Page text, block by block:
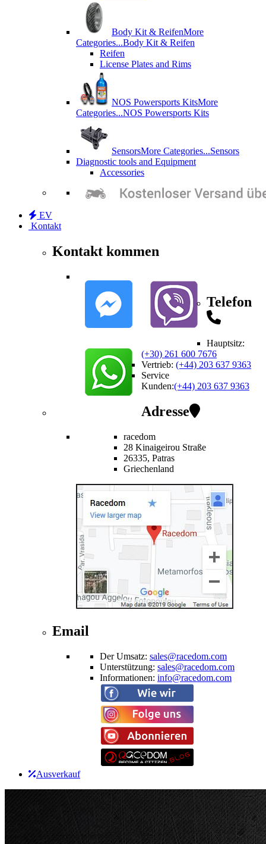
Body Kit & ReifenMore
Categories...Body Kit & Reifen
Reifen
License Plates and Rims
NOS Powersports KitsMore
Categories...NOS Powersports Kits
SensorsMore Categories...Sensors
Diagnostic tools and Equipment
Accessories
EV
Kontakt
Kontakt kommen
Telefon
Hauptsitz:
(+30) 261 600 7676
Vertrieb: (+44) 203 637 9363
Service
Kunden:(+44) 203 637 9363
Adresse
racedom
28 Kinaigeirou Straße
26335, Patras
Griechenland
Email
Der Umsatz: sales@racedom.com
Unterstützung: sales@racedom.com
Informationen: info@racedom.com
Ausverkauf